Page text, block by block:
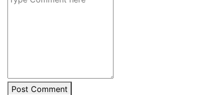
Post Comment